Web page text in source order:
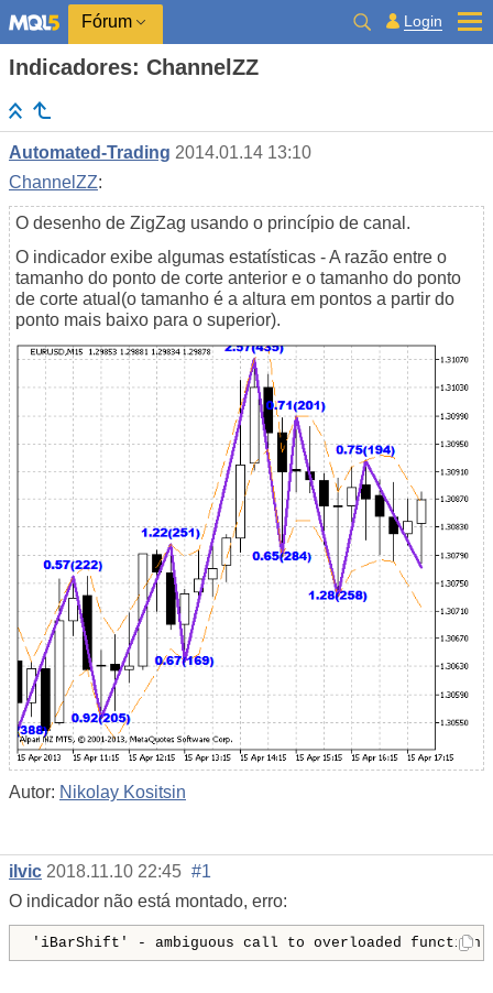
Fórum Login
Indicadores: ChannelZZ
Automated-Trading 2014.01.14 13:10
ChannelZZ:
O desenho de ZigZag usando o princípio de canal.
O indicador exibe algumas estatísticas - A razão entre o
tamanho do ponto de corte anterior e o tamanho do ponto
de corte atual(o tamanho é a altura em pontos a partir do
ponto mais baixo para o superior).
Autor: Nikolay Kositsin
ilvic 2018.11.10 22:45 #1
O indicador não está montado, erro: